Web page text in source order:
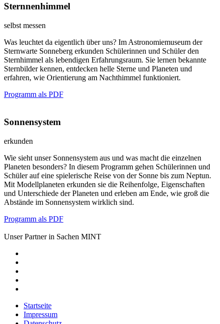
Sternnenhimmel
selbst messen
Was leuchtet da eigentlich über uns? Im Astronomiemuseum der
Sternwarte Sonneberg erkunden Schülerinnen und Schüler den
Sternhimmel als lebendigen Erfahrungsraum. Sie lernen bekannte
Sternbilder kennen, entdecken helle Sterne und Planeten und
erfahren, wie Orientierung am Nachthimmel funktioniert.
Programm als PDF
Sonnensystem
erkunden
Wie sieht unser Sonnensystem aus und was macht die einzelnen
Planeten besonders? In diesem Programm gehen Schülerinnen und
Schüler auf eine spielerische Reise von der Sonne bis zum Neptun.
Mit Modellplaneten erkunden sie die Reihenfolge, Eigenschaften
und Unterschiede der Planeten und erleben am Ende, wie groß die
Abstände im Sonnensystem wirklich sind.
Programm als PDF
Unser Partner in Sachen MINT
Startseite
Impressum